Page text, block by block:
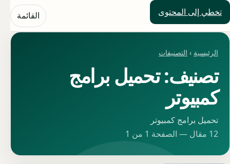
تخطي إلى المحتوى
حلول العالم القائمة
الرئيسية › التصنيفات
تصنيف: تحميل برامج
كمبيوتر
تحميل برامج كمبيوتر
12 مقال — الصفحة 1 من 1